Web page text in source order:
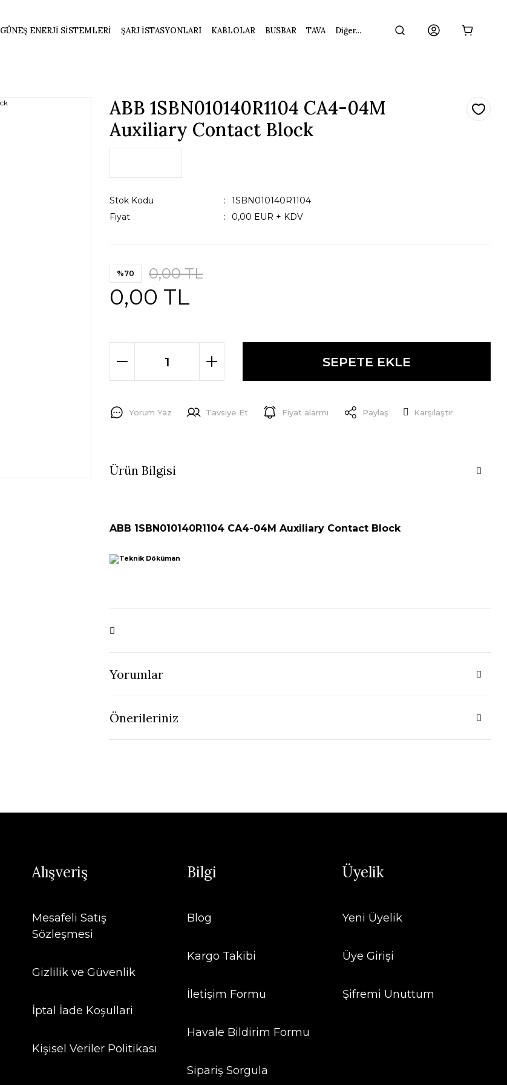
GÜNEŞ ENERJİ SİSTEMLERİ ŞARJ İSTASYONLARI KABLOLAR BUSBAR TAVA Diğer...
ABB 1SBN010140R1104 CA4-04M
Auxiliary Contact Block
Stok Kodu
1SBN010140R1104
Fiyat
0,00 EUR + KDV
%70 0,00 TL
0,00 TL
SEPETE EKLE
Yorum Yaz Tavsiye Et Fiyat alarmı Paylaş Karşılaştır
Ürün Bilgisi
ABB 1SBN010140R1104 CA4-04M Auxiliary Contact Block
Yorumlar
Önerileriniz
Alışveriş
Mesafeli Satış
Sözleşmesi
Gizlilik ve Güvenlik
İptal İade Koşullari
Kişisel Veriler Politikası
Bilgi
Blog
Kargo Takibi
İletişim Formu
Havale Bildirim Formu
Sipariş Sorgula
Üyelik
Yeni Üyelik
Üye Girişi
Şifremi Unuttum